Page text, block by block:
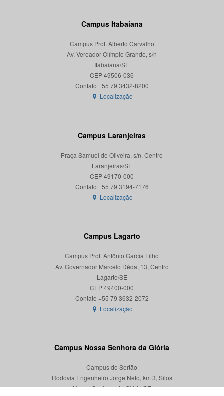
Campus Itabaiana
Campus Prof. Alberto Carvalho
Av. Vereador Olímpio Grande, s/n
Itabaiana/SE
CEP 49506-036
Localização
Campus Laranjeiras
Praça Samuel de Oliveira, s/n, Centro
Laranjeiras/SE
CEP 49170-000
Localização
Campus Lagarto
Campus Prof. Antônio Garcia Filho
Av. Governador Marcelo Déda, 13, Centro
Lagarto/SE
CEP 49400-000
Localização
Campus Nossa Senhora da Glória
Campus do Sertão
Rodovia Engenheiro Jorge Neto, km 3, Silos
Nossa Senhora da Glória/SE